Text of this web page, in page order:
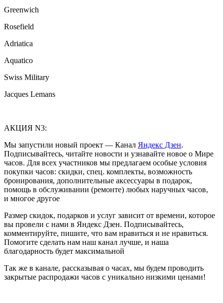
Greenwich
Rosefield
Adriatica
Aquatico
Swiss Military
Jacques Lemans
АКЦИЯ N3:
Мы запустили новый проект — Канал Яндекс Дзен.
Подписывайтесь, читайте новости и узнавайте новое о Мире
часов. Для всех участников мы предлагаем особые условия
покупки часов: скидки, спец. комплекты, возможность
бронирования, дополнительные аксессуары в подарок,
помощь в обслуживании (ремонте) любых наручных часов,
и многое другое
Размер скидок, подарков и услуг зависит от времени, которое
вы провели с нами в Яндекс Дзен. Подписывайтесь,
комментируйте, пишите, что вам нравиться и не нравиться.
Помогите сделать нам наш канал лучше, и наша
благодарность будет максимальной
Так же в канале, рассказывая о часах, мы будем проводить
закрытые распродажи часов с уникально низкими ценами!